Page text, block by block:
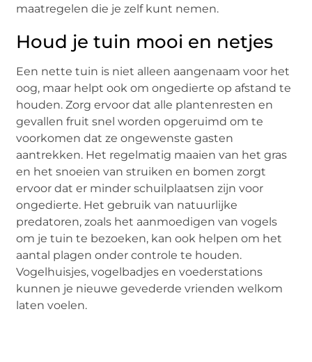
maatregelen die je zelf kunt nemen.
Houd je tuin mooi en netjes
Een nette tuin is niet alleen aangenaam voor het
oog, maar helpt ook om ongedierte op afstand te
houden. Zorg ervoor dat alle plantenresten en
gevallen fruit snel worden opgeruimd om te
voorkomen dat ze ongewenste gasten
aantrekken. Het regelmatig maaien van het gras
en het snoeien van struiken en bomen zorgt
ervoor dat er minder schuilplaatsen zijn voor
ongedierte. Het gebruik van natuurlijke
predatoren, zoals het aanmoedigen van vogels
om je tuin te bezoeken, kan ook helpen om het
aantal plagen onder controle te houden.
Vogelhuisjes, vogelbadjes en voederstations
kunnen je nieuwe gevederde vrienden welkom
laten voelen.